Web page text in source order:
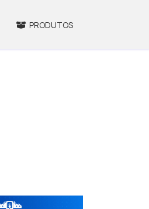
PRODUTOS